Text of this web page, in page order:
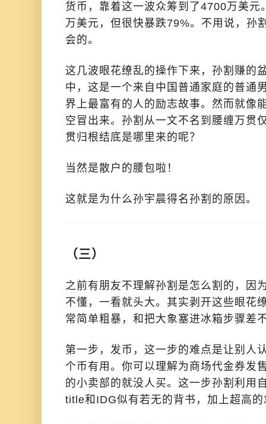
货币，靠着这一波众筹到了4700万美
万美元，但很快暴跌79%。不用说，孙
会的。
这几波眼花缭乱的操作下来，孙割赚的
中，这是一个来自中国普通家庭的普通
界上最富有的人的励志故事。然而就像
空冒出来。孙割从一文不名到腰缠万贯
贯归根结底是哪里来的呢？
当然是散户的腰包啦！
这就是为什么孙宇晨得名孙割的原因。
（三）
之前有朋友不理解孙割是怎么割的，因
不懂，一看就头大。其实剥开这些眼花
常简单粗暴，和把大象塞进冰箱步骤差
第一步，发币，这一步的难点是让别人
个币有用。你可以理解为商场代金券发
的小卖部的就没人买。这一步孙割利用
title和IDG似有若无的背书，加上超高